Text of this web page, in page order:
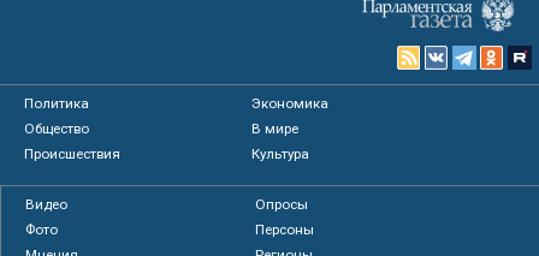
Политика
Экономика
Общество
В мире
Происшествия
Культура
Видео
Опросы
Фото
Персоны